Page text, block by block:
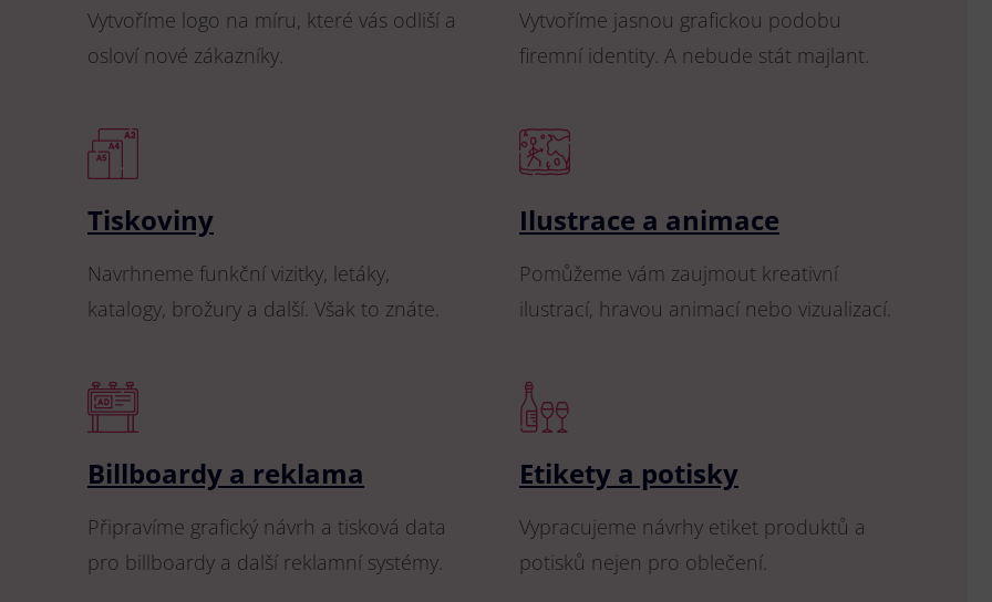
Vytvoříme logo na míru, které vás odliší a
osloví nové zákazníky.
Vytvoříme jasnou grafickou podobu
firemní identity. A nebude stát majlant.
Tiskoviny
Navrhneme funkční vizitky, letáky,
katalogy, brožury a další. Však to znáte.
Ilustrace a animace
Pomůžeme vám zaujmout kreativní
ilustrací, hravou animací nebo vizualizací.
Billboardy a reklama
Připravíme grafický návrh a tisková data
pro billboardy a další reklamní systémy.
Etikety a potisky
Vypracujeme návrhy etiket produktů a
potisků nejen pro oblečení.